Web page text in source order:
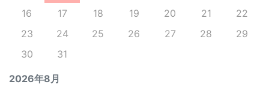
2026年8月
16
17 18 19 20 21
22
23
24 25 26 27 28
29
30
31